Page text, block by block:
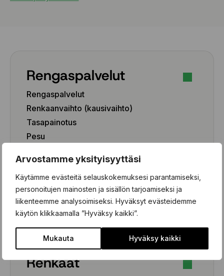
Arvostamme yksityisyyttäsi
Käytämme evästeitä selauskokemuksesi parantamiseksi,
personoitujen mainosten ja sisällön tarjoamiseksi ja
liikenteemme analysoimiseksi. Hyväksyt evästeidemme
käytön klikkaamalla ”Hyväksy kaikki”.
Mukauta Hyväksy kaikki
Rengaspalvelut
Rengaspalvelut
Renkaanvaihto (kausivaihto)
Tasapainotus
Pesu
Paikka-aineen poisto
Rengashotelli
Henkilöauto
Pakettiauto/SUV/EV
Renkaat